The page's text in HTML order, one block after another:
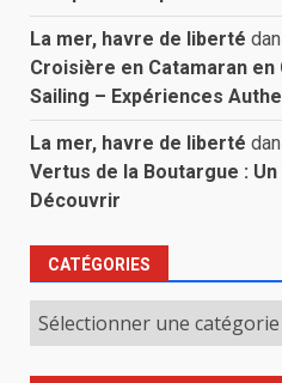
La mer, havre de liberté
Croisière en Catamaran
Sailing – Expériences
La mer, havre de liberté
Vertus de la Boutargue :
Découvrir
CATÉGORIES
Catégories